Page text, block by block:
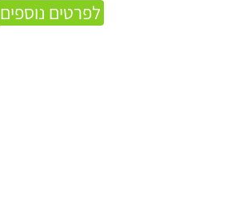
לפרטים נוספים